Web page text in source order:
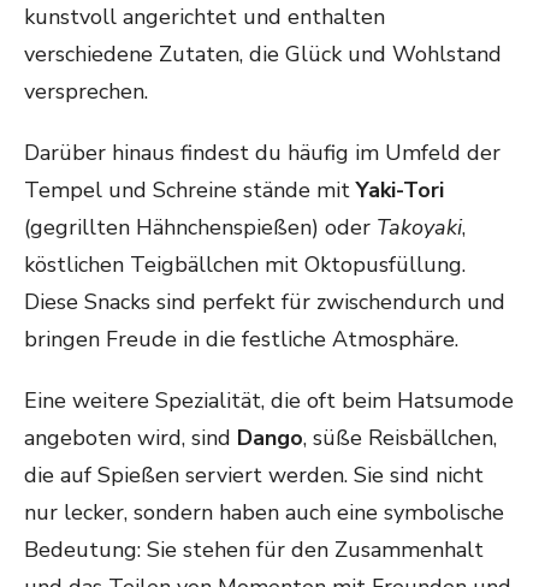
kunstvoll angerichtet und enthalten
verschiedene Zutaten, die Glück und Wohlstand
versprechen.
Darüber hinaus findest du häufig im Umfeld der
Tempel und Schreine stände mitYaki-Tori
(gegrillten Hähnchenspießen) oder Takoyaki,
köstlichen Teigbällchen mit Oktopusfüllung.
Diese Snacks sind perfekt für zwischendurch und
bringen Freude in die festliche Atmosphäre.
Eine weitere Spezialität, die oft beim Hatsumode
angeboten wird, sind Dango, süße Reisbällchen,
die auf Spießen serviert werden. Sie sind nicht
nur lecker, sondern haben auch eine symbolische
Bedeutung: Sie stehen für den Zusammenhalt